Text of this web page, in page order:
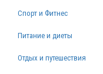
Спорт и Фитнес
Питание и диеты
Отдых и путешествия